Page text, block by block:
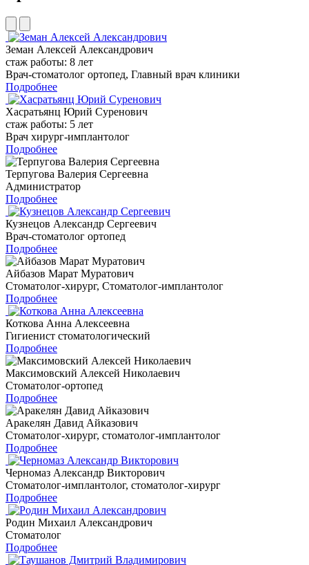
Земан Алексей Александрович
стаж работы: 8 лет
Врач-стоматолог ортопед, Главный врач клиники
Подробнее
Хасратьянц Юрий Суренович
стаж работы: 5 лет
Врач хирург-имплантолог
Подробнее
Терпугова Валерия Сергеевна
Администратор
Подробнее
Кузнецов Александр Сергеевич
Врач-стоматолог ортопед
Подробнее
Айбазов Марат Муратович
Стоматолог-хирург, Стоматолог-имплантолог
Подробнее
Коткова Анна Алексеевна
Гигиенист стоматологический
Подробнее
Максимовский Алексей Николаевич
Стоматолог-ортопед
Подробнее
Аракелян Давид Айказович
Стоматолог-хирург, стоматолог-имплантолог
Подробнее
Черномаз Александр Викторович
Стоматолог-имплантолог, стоматолог-хирург
Подробнее
Родин Михаил Александрович
Стоматолог
Подробнее